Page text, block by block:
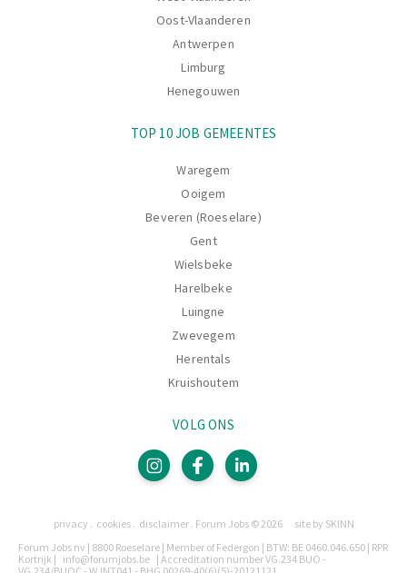
Oost-Vlaanderen
Antwerpen
Limburg
Henegouwen
TOP 10 JOB GEMEENTES
Waregem
Ooigem
Beveren (Roeselare)
Gent
Wielsbeke
Harelbeke
Luingne
Zwevegem
Herentals
Kruishoutem
VOLG ONS
Legaal
Pagina's
privacy cookies disclaimer Forum Jobs © 2026
site by SKINN
Forum Jobs nv | 8800 Roeselare | Member of Federgon | BTW: BE 0460.046.650 | RPR
Kortrijk | info@forumjobs.be | Accreditation number VG.234 BUO -